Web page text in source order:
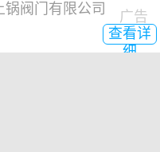
锅阀门有限公司
查看详
细
广告